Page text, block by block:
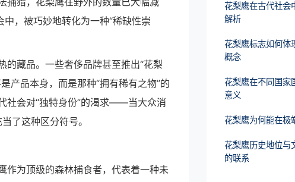
，被巧妙地转化为一种“稀缺性崇
的藏品。一些奢侈品牌甚至推出“花梨
产品本身，而是那种“拥有稀有之物”的
社会对“独特身份”的渴求——当大众消
了这种区分符号。
作为顶级的森林捕食者，代表着一种未
花梨鹰在古代社会
解析
花梨鹰标志如何体
概念
花梨鹰在不同国家
意义
花梨鹰为何能在极
花梨鹰历史地位与
的联系